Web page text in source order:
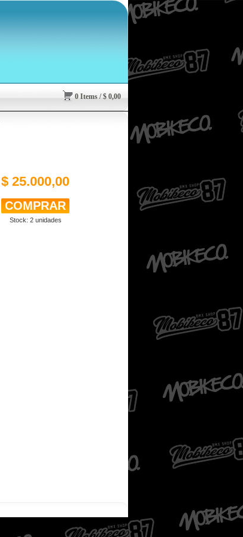
0 Items/ $ 0,00
$ 25.000,00
Stock: 2unidades